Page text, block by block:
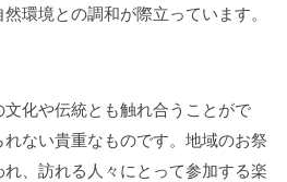
環境との調和が際立っています。
化や伝統とも触れ合うことがで
ない貴重なものです。地域のお祭
、訪れる人々にとって参加する楽